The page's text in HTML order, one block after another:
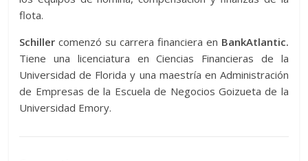
flota.
Schiller comenzó su carrera financiera en BankAtlantic.
Tiene una licenciatura en Ciencias Financieras de la
Universidad de Florida y una maestría en Administración
de Empresas de la Escuela de Negocios Goizueta de la
Universidad Emory.